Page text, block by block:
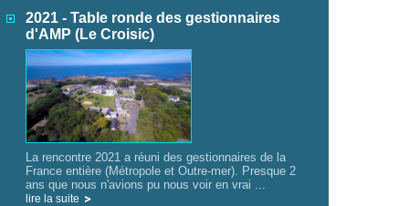
2021 - Table ronde des gestionnaires
d'AMP (Le Croisic)
La rencontre 2021 a réuni des gestionnaires de la
France entière (Métropole et Outre-mer). Presque 2
ans que nous n'avions pu nous voir en vrai ...
lire la suite